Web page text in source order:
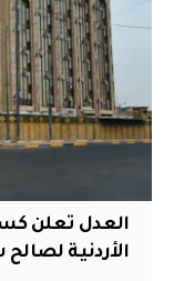
العدل تعلن
الأردنية